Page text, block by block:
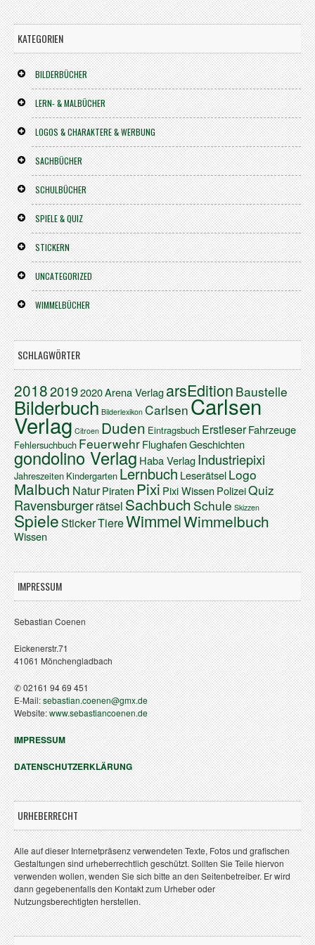
KATEGORIEN
BILDERBÜCHER
LERN- & MALBÜCHER
LOGOS & CHARAKTERE & WERBUNG
SACHBÜCHER
SCHULBÜCHER
SPIELE & QUIZ
STICKERN
UNCATEGORIZED
WIMMELBÜCHER
SCHLAGWÖRTER
201820192020Arena VerlagarsEditionBaustelle
Bilderbuch Bilderlexikon CarlsenCarlsen
Verlag Citroen DudenEintragsbuchErstleserFahrzeuge
FehlersuchbuchFeuerwehrFlughafenGeschichten
gondolino VerlagHaba VerlagIndustriepixi
JahreszeitenKindergartenLernbuchLeserätselLogo
MalbuchNaturPiratenPixiPixi WissenPolizeiQuiz
RavensburgerrätselSachbuchSchule Skizzen
SpieleStickerTiereWimmelWimmelbuch
Wissen
IMPRESSUM
Sebastian Coenen
Eickenerstr.71
41061 Mönchengladbach
✆ 02161 94 69 451
E-Mail:sebastian.coenen@gmx.de
Website:www.sebastiancoenen.de
IMPRESSUM
DATENSCHUTZERKLÄRUNG
URHEBERRECHT
Alle auf dieser Internetpräsenz verwendeten Texte, Fotos und grafischen
Gestaltungen sind urheberrechtlich geschützt. Sollten Sie Teile hiervon
verwenden wollen, wenden Sie sich bitte an den Seitenbetreiber. Er wird
dann gegebenenfalls den Kontakt zum Urheber oder
Nutzungsberechtigten herstellen.